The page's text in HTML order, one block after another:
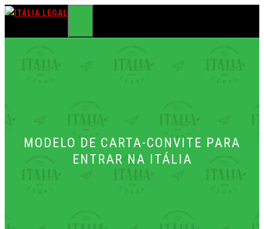
Pular
conteúdo
MENU
MODELO DE CARTA-CONVITE PARA
ENTRAR NA ITÁLIA